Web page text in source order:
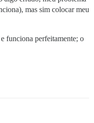
mas sim colocar meu
e funciona perfeitamente; o